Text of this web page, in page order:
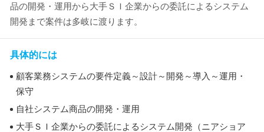
品の開発・運用から大手ＳＩ企業からの委託によるシステム
開発まで案件は多岐に渡ります。
具体的には
顧客業務システムの要件定義～設計～開発～導入～運用・
保守
自社システム商品の開発・運用
大手ＳＩ企業からの委託によるシステム開発（ニアショア